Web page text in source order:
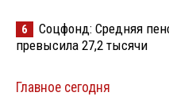
6
Соцфонд: Средняя
превысила 27,2 тысячи
Главное сегодня